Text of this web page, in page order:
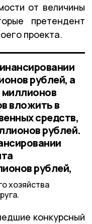
от величины
претендент
проекта.
рублей, а
миллионов
вложить в
средств,
рублей.
рублей,
хозяйства
конкурсный